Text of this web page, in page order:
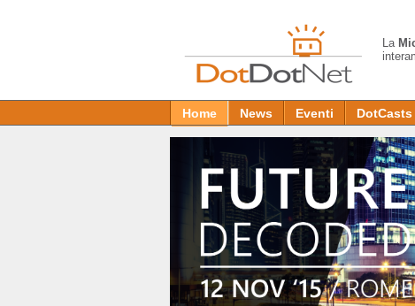
La
Home News Eventi DotCasts